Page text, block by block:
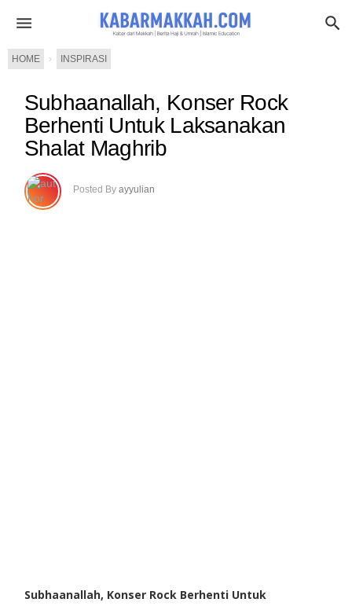
HOME › INSPIRASI
Subhaanallah, Konser Rock
Berhenti Untuk Laksanakan
Shalat Maghrib
Posted By ayyulian
Subhaanallah, Konser Rock Berhenti Untuk